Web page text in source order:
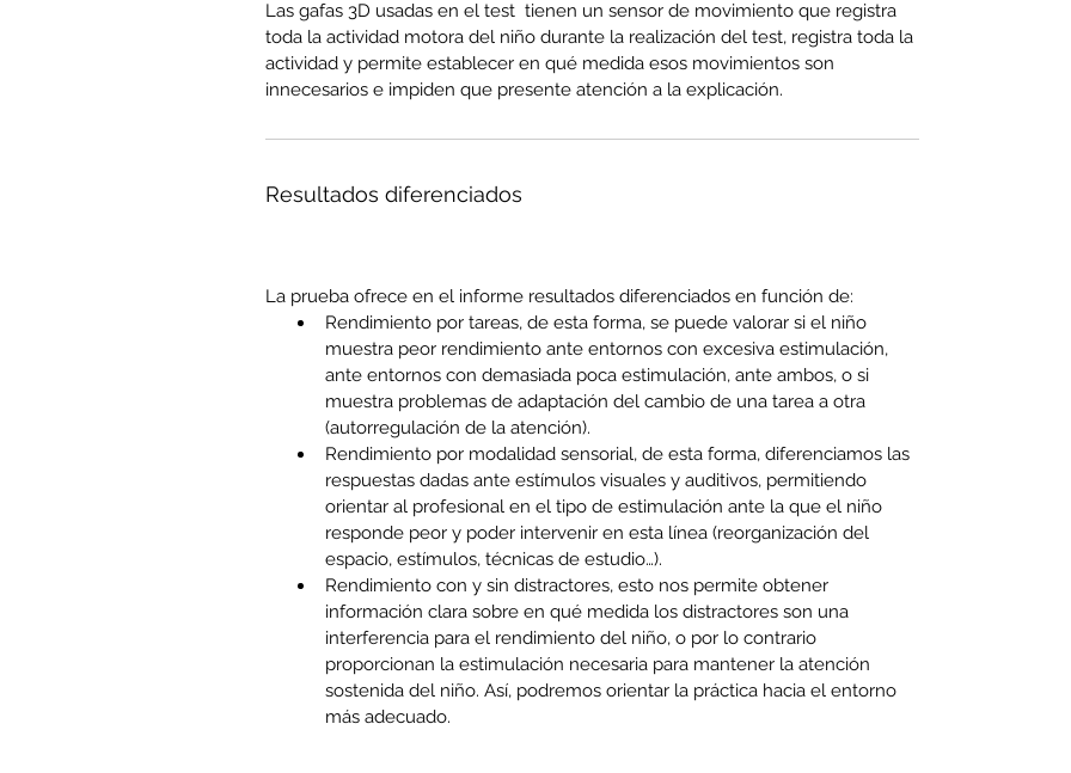
Las gafas 3D usadas en el test  tienen un sensor de movimiento que registra
toda la actividad motora del niño durante la realización del test, registra toda la
actividad y permite establecer en qué medida esos movimientos son
innecesarios e impiden que presente atención a la explicación.
Resultados diferenciados
La prueba ofrece en el informe resultados diferenciados en función de:
Rendimiento por tareas, de esta forma, se puede valorar si el niño
muestra peor rendimiento ante entornos con excesiva estimulación,
ante entornos con demasiada poca estimulación, ante ambos, o si
muestra problemas de adaptación del cambio de una tarea a otra
(autorregulación de la atención).
Rendimiento por modalidad sensorial, de esta forma, diferenciamos las
respuestas dadas ante estímulos visuales y auditivos, permitiendo
orientar al profesional en el tipo de estimulación ante la que el niño
responde peor y poder intervenir en esta línea (reorganización del
espacio, estímulos, técnicas de estudio…).
Rendimiento con y sin distractores, esto nos permite obtener
información clara sobre en qué medida los distractores son una
interferencia para el rendimiento del niño, o por lo contrario
proporcionan la estimulación necesaria para mantener la atención
sostenida del niño. Así, podremos orientar la práctica hacia el entorno
más adecuado.